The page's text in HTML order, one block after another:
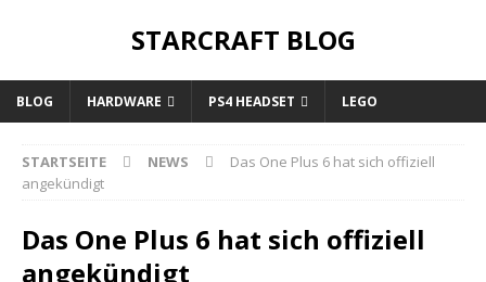
STARCRAFT BLOG
BLOG HARDWARE PS4 HEADSET LEGO
STARTSEITE NEWS
Das One Plus 6 hat sich offiziell
angekündigt
Das One Plus 6 hat sich offiziell
angekündigt